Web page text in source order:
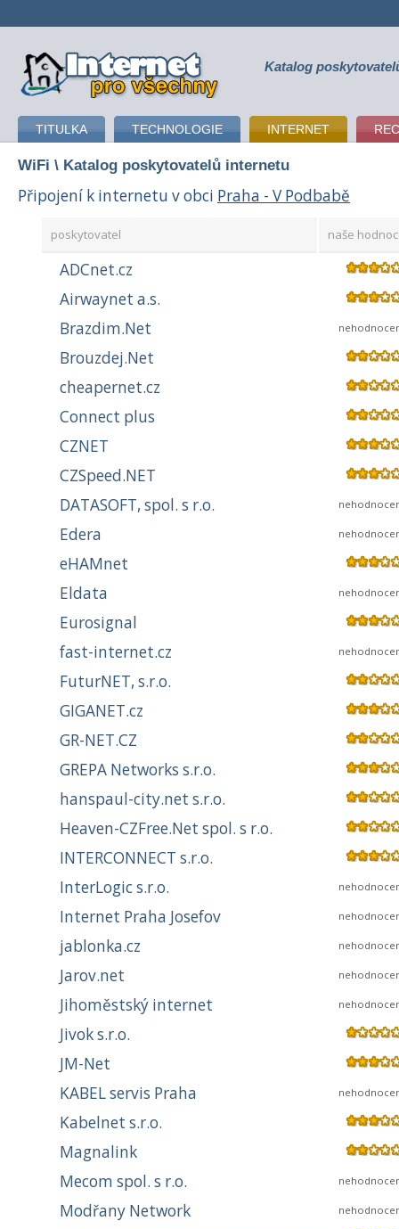
připojení k internetu Katalog
TITULKA TECHNOLOGIE INTERNET
WiFi \ Katalog poskytovatelů internetu
Připojení k internetu v obci Praha - V Podbabě
poskytovatel naše
ADCnet.cz
Airwaynet a.s.
Brazdim.Net
Brouzdej.Net
cheapernet.cz
Connect plus
CZNET
CZSpeed.NET
DATASOFT, spol. s r.o.
Edera
eHAMnet
Eldata
Eurosignal
fast-internet.cz
FuturNET, s.r.o.
GIGANET.cz
GR-NET.CZ
GREPA Networks s.r.o.
hanspaul-city.net s.r.o.
Heaven-CZFree.Net spol. s r.o.
INTERCONNECT s.r.o.
InterLogic s.r.o.
Internet Praha Josefov
jablonka.cz
Jarov.net
Jihoměstský internet
Jivok s.r.o.
JM-Net
KABEL servis Praha
Kabelnet s.r.o.
Magnalink
Mecom spol. s r.o.
Modřany Network